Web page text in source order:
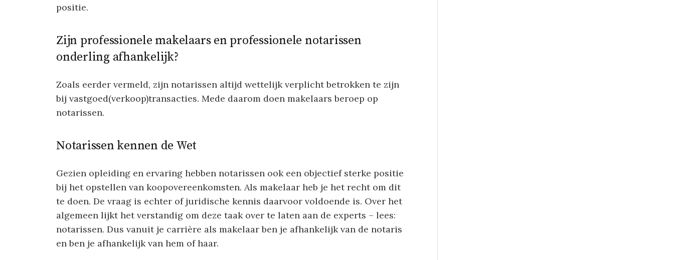
positie.
Zijn professionele makelaars en professionele notarissen
onderling afhankelijk?
Zoals eerder vermeld, zijn notarissen altijd wettelijk verplicht betrokken te zijn
bij vastgoed(verkoop)transacties. Mede daarom doen makelaars beroep op
notarissen.
Notarissen kennen de Wet
Gezien opleiding en ervaring hebben notarissen ook een objectief sterke positie
bij het opstellen van koopovereenkomsten. Als makelaar heb je het recht om dit
te doen. De vraag is echter of juridische kennis daarvoor voldoende is. Over het
algemeen lijkt het verstandig om deze taak over te laten aan de experts – lees:
notarissen. Dus vanuit je carrière als makelaar ben je afhankelijk van de notaris
en ben je afhankelijk van hem of haar.